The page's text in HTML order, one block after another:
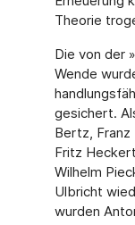
Theorie
Die von der
Wende
gesichert.
Bertz, Franz
Fritz
Wilhelm
Ulbricht
wurden